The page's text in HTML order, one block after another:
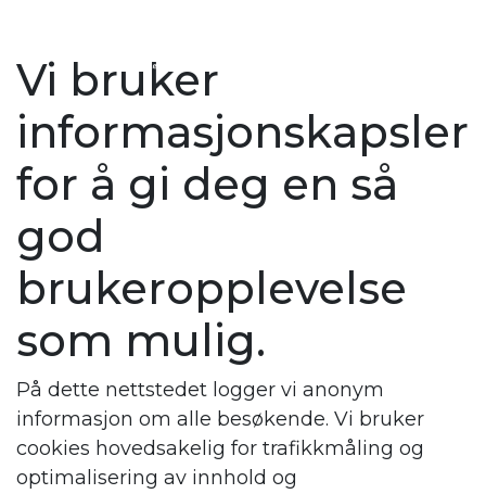
Main Navigation
Vi bruker
informasjonskapsler
for å gi deg en så
god
brukeropplevelse
som mulig.
På dette nettstedet logger vi anonym
informasjon om alle besøkende. Vi bruker
cookies hovedsakelig for trafikkmåling og
optimalisering av innhold og